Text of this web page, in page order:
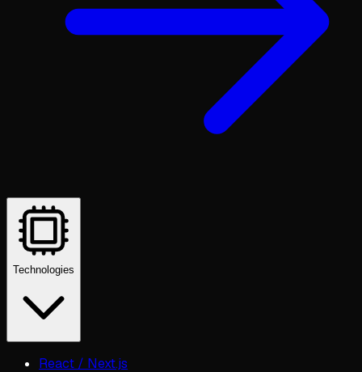
Technologies
React / Next.js